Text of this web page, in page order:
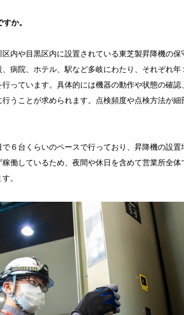
か。
内や目黒区内に設置されている東芝製昇降機の
病院、ホテル、駅など多岐にわたり、それぞれ
っています。具体的には機器の動作や状態の確
うことが求められます。点検頻度や点検方法が
６台くらいのペースで行っており、昇降機の設
働しているため、夜間や休日を含めて営業所全
。